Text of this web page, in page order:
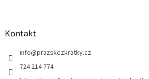
Kontakt
info@prazskezkratky.cz
724 214 774